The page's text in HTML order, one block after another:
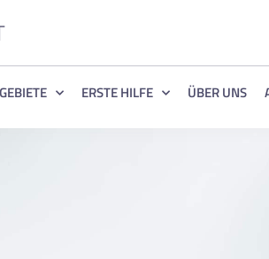
ERSTE HILFE ÜBER UNS